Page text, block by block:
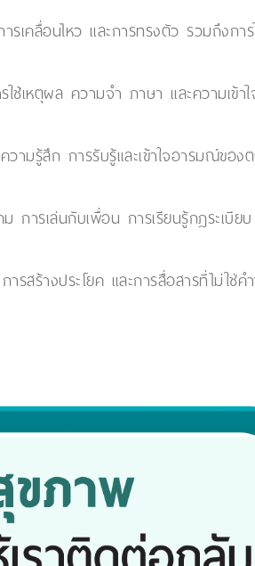
เคลื่อนไหว และการทรงตัว รวมถึงการ
หตุผล ความจำ ภาษา และความเข้าใ
มรู้สึก การรับรู้และเข้าใจอารมณ์ของ
ารเล่นกับเพื่อน การเรียนรู้กฎระเบีย
สร้างประโยค และการสื่อสารที่ไม่ใช่ค